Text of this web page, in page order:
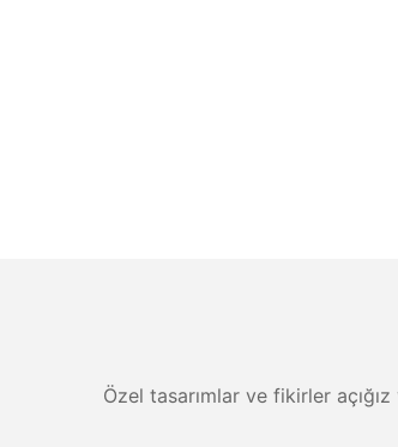
Özel tasarımlar ve fikirler